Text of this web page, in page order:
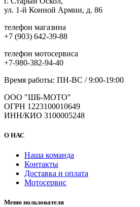
товара.
ул. 1-й Конной Армии, д. 86
телефон магазина
+7 (903) 642-39-88
телефон мотосервиса
+7-980-382-94-40
Время работы: ПН-ВС / 9:00-19:00
ООО "ШБ-МОТО"
ОГРН 1223100010649
ИНН/КИО 3100005248
О НАС
Наша команда
Контакты
Доставка и оплата
Мотосервис
Меню пользователя